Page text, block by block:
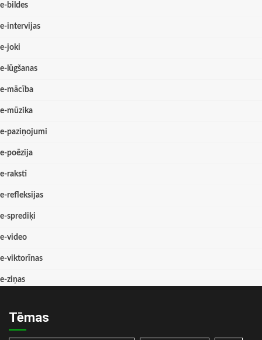
e-bildes
e-intervijas
e-joki
e-lūgšanas
e-mācība
e-mūzika
e-paziņojumi
e-poēzija
e-raksti
e-refleksijas
e-sprediķi
e-video
e-viktorīnas
e-ziņas
Tēmas